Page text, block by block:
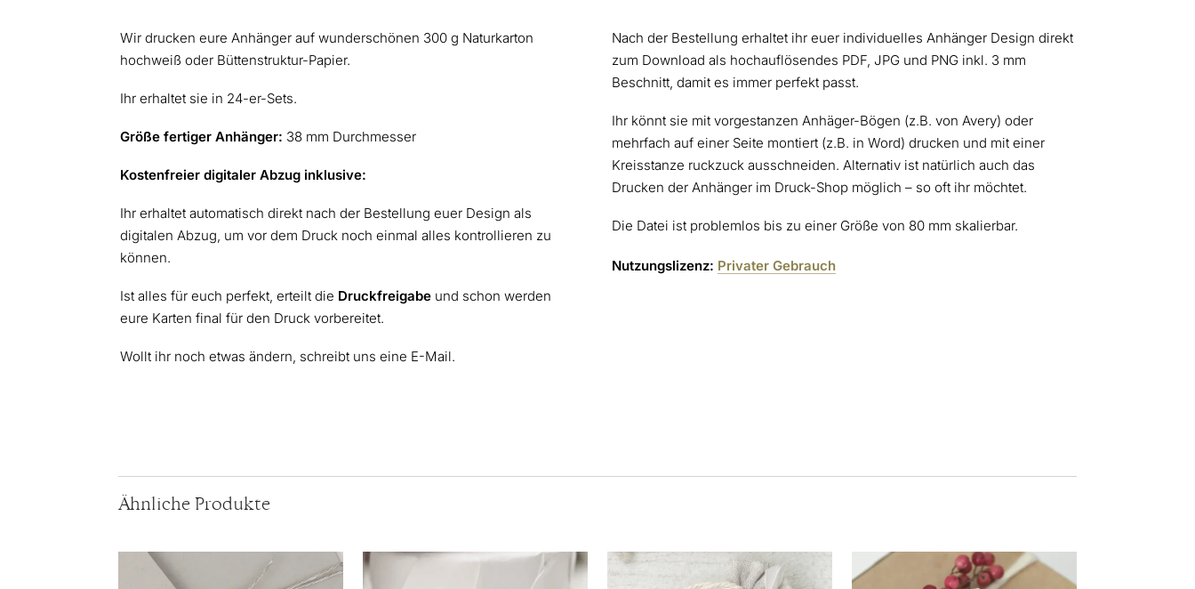
Wir drucken eure Anhänger auf wunderschönen 300 g Naturkarton
hochweiß oder Büttenstruktur-Papier.
Ihr erhaltet sie in 24-er-Sets.
Größe fertiger Anhänger: 38 mm Durchmesser
Kostenfreier digitaler Abzug inklusive:
Ihr erhaltet automatisch direkt nach der Bestellung euer Design als
digitalen Abzug, um vor dem Druck noch einmal alles kontrollieren zu
können.
Ist alles für euch perfekt, erteilt die Druckfreigabe und schon werden
eure Karten final für den Druck vorbereitet.
Wollt ihr noch etwas ändern, schreibt uns eine E-Mail.
Nach der Bestellung erhaltet ihr euer individuelles Anhänger Design direkt
zum Download als hochauflösendes PDF, JPG und PNG inkl. 3 mm
Beschnitt, damit es immer perfekt passt.
Ihr könnt sie mit vorgestanzen Anhäger-Bögen (z.B. von Avery) oder
mehrfach auf einer Seite montiert (z.B. in Word) drucken und mit einer
Kreisstanze ruckzuck ausschneiden. Alternativ ist natürlich auch das
Drucken der Anhänger im Druck-Shop möglich – so oft ihr möchtet.
Die Datei ist problemlos bis zu einer Größe von 80 mm skalierbar.
Nutzungslizenz: Privater Gebrauch
Ähnliche Produkte
Dieses
Produkt
Dieses
Produkt
Dieses
Produkt
Dieses
Produkt